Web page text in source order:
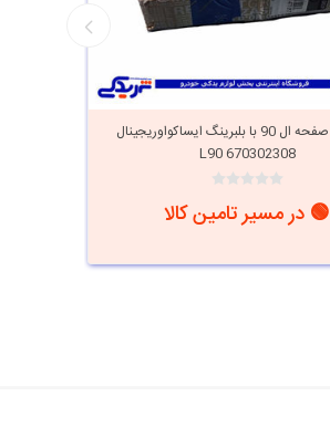
دیسک و صفحه ال 90 با بلبرینگ ایساکواوریجینال
670302308 L90
🟢 در مسیر تامین کالا